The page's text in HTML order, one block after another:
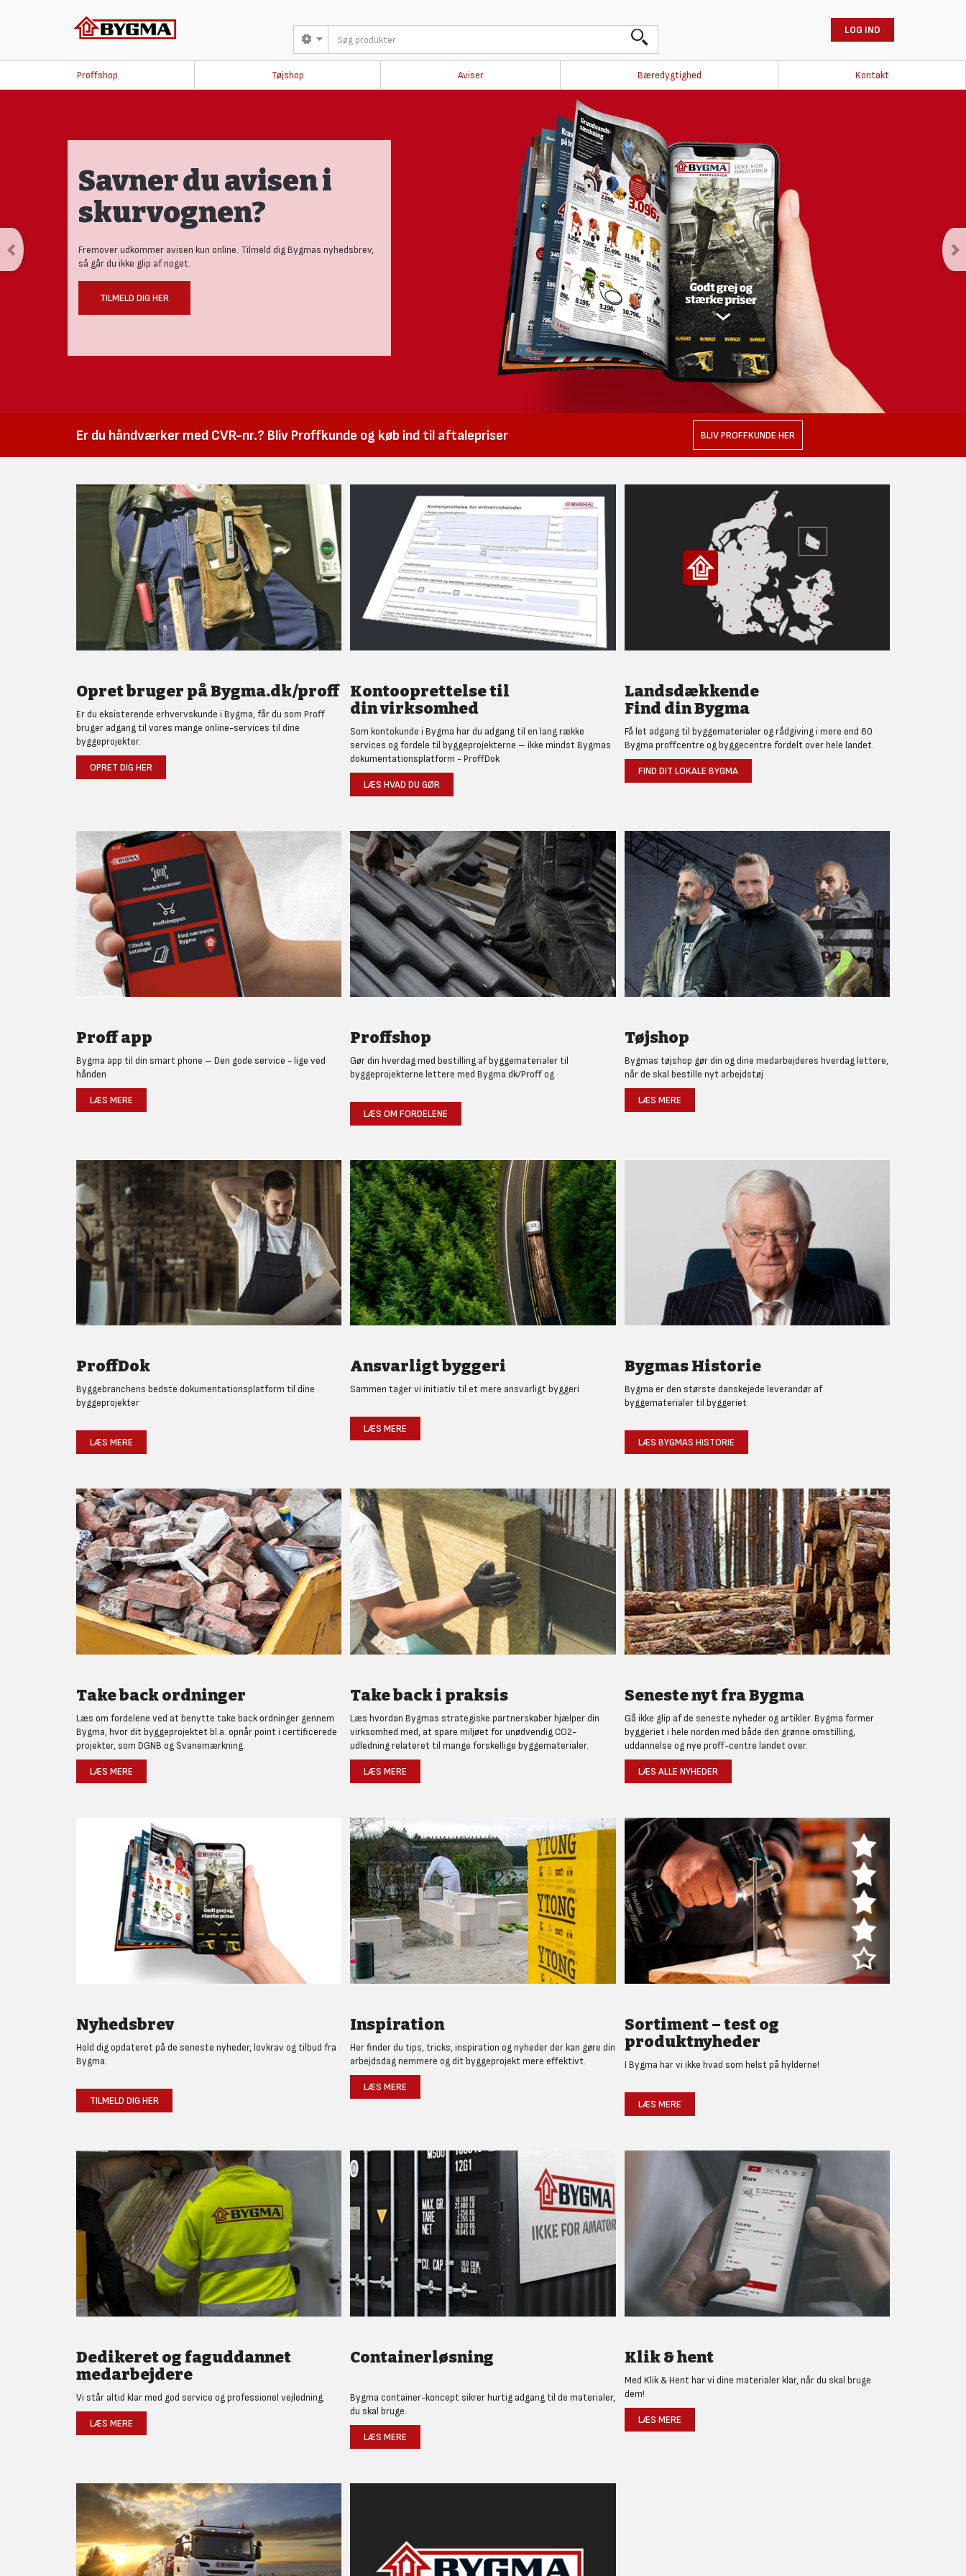
LOG IND
Proffshop Tøjshop Aviser Bæredygtighed Kontakt
Savner du avisen i
skurvognen?
Fremover udkommer avisen kun online. Tilmeld dig Bygmas nyhedsbrev,
så går du ikke glip af noget.
TILMELD DIG HER
Er du håndværker med CVR-nr.? Bliv Proffkunde og køb ind til aftalepriser BLIV PROFFKUNDE HER
Opret bruger på Bygma.dk/proff
Er du eksisterende erhvervskunde i Bygma, får du som Proff
bruger adgang til vores mange online-services til dine
byggeprojekter.
OPRET DIG HER
Kontooprettelse til
din virksomhed
Som kontokunde i Bygma har du adgang til en lang række
services og fordele til byggeprojekterne – ikke mindst Bygmas
dokumentationsplatform - ProffDok
LÆS HVAD DU GØR
Landsdækkende
Find din Bygma
Få let adgang til byggematerialer og rådgiving i mere end 60
Bygma proffcentre og byggecentre fordelt over hele landet.
FIND DIT LOKALE BYGMA
Proff app
Bygma app til din smart phone – Den gode service - lige ved
hånden
LÆS MERE
Proffshop
Gør din hverdag med bestilling af byggematerialer til
byggeprojekterne lettere med Bygma.dk/Proff og
LÆS OM FORDELENE
Tøjshop
Bygmas tøjshop gør din og dine medarbejderes hverdag lettere,
når de skal bestille nyt arbejdstøj
LÆS MERE
ProffDok
Byggebranchens bedste dokumentationsplatform til dine
byggeprojekter
LÆS MERE
Ansvarligt byggeri
Sammen tager vi initiativ til et mere ansvarligt byggeri
LÆS MERE
Bygmas Historie
Bygma er den største danskejede leverandør af
byggematerialer til byggeriet
LÆS BYGMAS HISTORIE
Take back ordninger
Læs om fordelene ved at benytte take back ordninger gennem
Bygma, hvor dit byggeprojektet bl.a. opnår point i certificerede
projekter, som DGNB og Svanemærkning.
LÆS MERE
Take back i praksis
Læs hvordan Bygmas strategiske partnerskaber hjælper din
virksomhed med, at spare miljøet for unødvendig CO2-
udledning relateret til mange forskellige byggematerialer.
LÆS MERE
Seneste nyt fra Bygma
Gå ikke glip af de seneste nyheder og artikler. Bygma former
byggeriet i hele norden med både den grønne omstilling,
uddannelse og nye proff-centre landet over.
LÆS ALLE NYHEDER
Nyhedsbrev
Hold dig opdateret på de seneste nyheder, lovkrav og tilbud fra
Bygma.
TILMELD DIG HER
Inspiration
Her finder du tips, tricks, inspiration og nyheder der kan gøre din
arbejdsdag nemmere og dit byggeprojekt mere effektivt.
LÆS MERE
Sortiment – test og
produktnyheder
I Bygma har vi ikke hvad som helst på hylderne!
LÆS MERE
Dedikeret og faguddannet
medarbejdere
Vi står altid klar med god service og professionel vejledning.
LÆS MERE
Containerløsning
Bygma container-koncept sikrer hurtig adgang til de materialer,
du skal bruge.
LÆS MERE
Klik & hent
Med Klik & Hent har vi dine materialer klar, når du skal bruge
dem!
LÆS MERE